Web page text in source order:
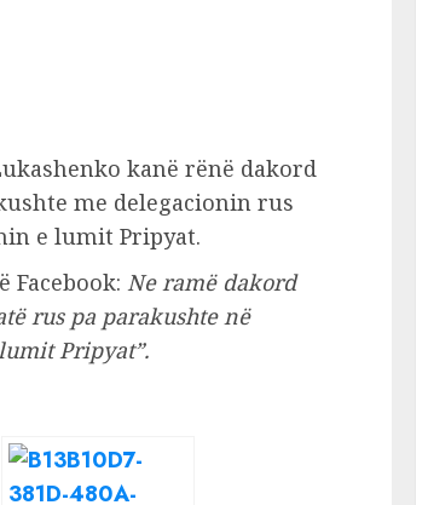
kanë rënë dakord
me delegacionin rus
e lumit Pripyat.
Ne ramë dakord
rus pa parakushte në
Pripyat”.